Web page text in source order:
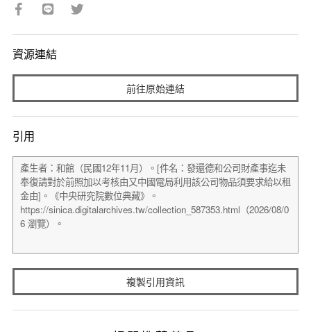
資源連結
前往原始連結
引用
複製引用資訊